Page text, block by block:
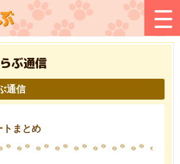
ぶ通信
通信
トまとめ